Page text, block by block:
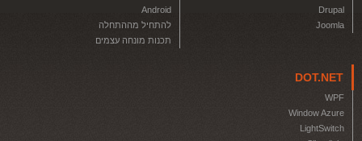
Drupal
Joomla
Android
להתחיל מההתחלה
תכנות מונחה עצמים
DOT.NET
WPF
Window Azure
LightSwitch